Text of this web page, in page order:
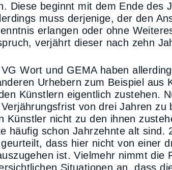
Diese beginnt mit dem Ende des
muss derjenige, der den
erlangen oder ohne
verjährt dieser nach zehn
Wort und GEMA haben
Urhebern zum Beispiel aus
Künstlern eigentlich zustehen.
von drei Jahren zu
Künstler nicht zu den ihnen
häufig schon Jahrzehnte alt sind.
dass hier nicht von einer
ist. Vielmehr nimmt die
Situationen an, dass